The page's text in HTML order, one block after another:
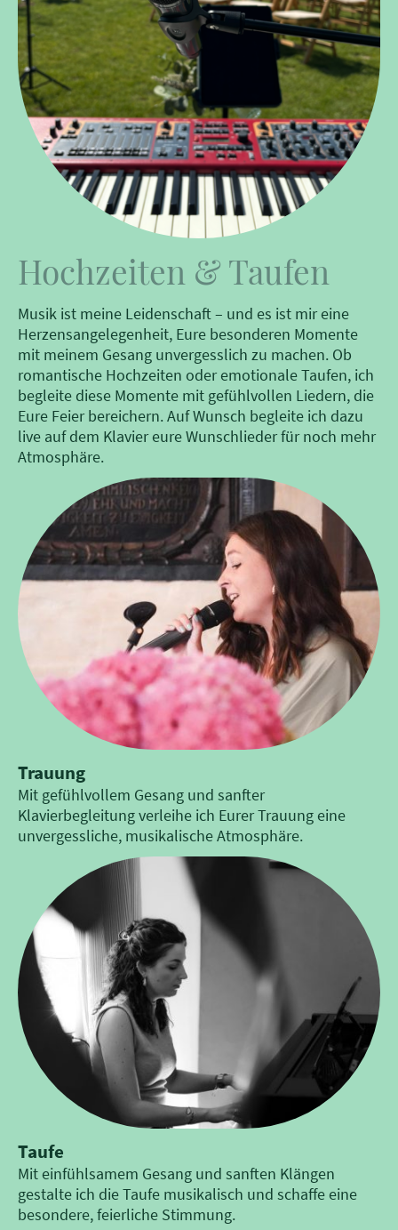
Hochzeiten & Taufen
Musik ist meine Leidenschaft – und es ist mir eine
Herzensangelegenheit, Eure besonderen Momente
mit meinem Gesang unvergesslich zu machen. Ob
romantische Hochzeiten oder emotionale Taufen, ich
begleite diese Momente mit gefühlvollen Liedern, die
Eure Feier bereichern. Auf Wunsch begleite ich dazu
live auf dem Klavier eure Wunschlieder für noch mehr
Atmosphäre.
Trauung
Mit gefühlvollem Gesang und sanfter
Klavierbegleitung verleihe ich Eurer Trauung eine
unvergessliche, musikalische Atmosphäre.
Taufe
Mit einfühlsamem Gesang und sanften Klängen
gestalte ich die Taufe musikalisch und schaffe eine
besondere, feierliche Stimmung.